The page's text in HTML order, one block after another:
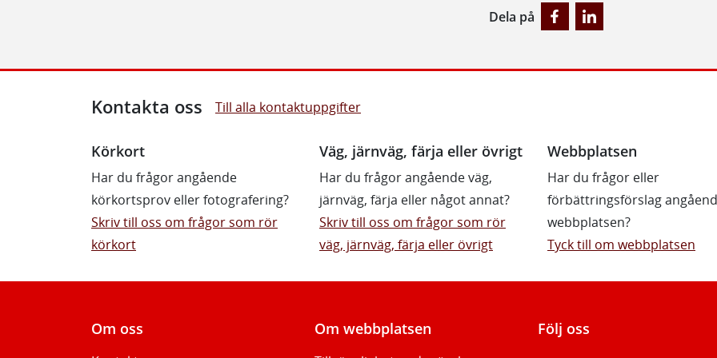
Dela på
Kontakta oss Till alla kontaktuppgifter
Körkort
Har du frågor angående
körkortsprov eller fotografering?
Skriv till oss om frågor som rör
körkort
Väg, järnväg, färja eller övrigt
Har du frågor angående väg,
järnväg, färja eller något annat?
Skriv till oss om frågor som rör
väg, järnväg, färja eller övrigt
Webbplatsen
Har du frågor eller
förbättringsförslag
webbplatsen?
Tyck till om webbplatsen
Om oss Om webbplatsen Följ oss